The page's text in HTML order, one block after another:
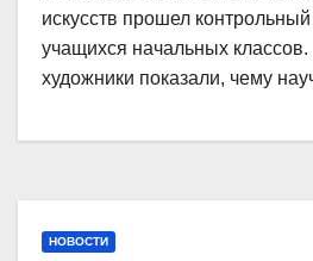
искусств прошел
учащихся начальных
художники показали, чему
НОВОСТИ